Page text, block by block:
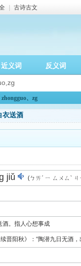
古诗古文
近义词 反义词
、zg
衣送酒
jiǔ (ㄅㄞˊ ㄧ ㄙㄨㄙˋ ㄐ
酒。指人心想事成
续晋阳秋》：“陶潜九日无酒